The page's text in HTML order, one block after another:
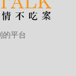
的平台